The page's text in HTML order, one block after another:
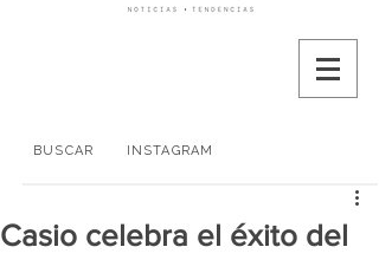
BUSCAR INSTAGRAM
Casio celebra el éxito del